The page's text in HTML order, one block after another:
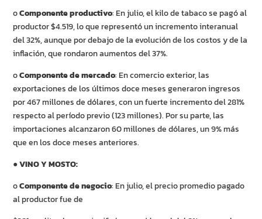
oComponente productivo: En julio, el kilo de tabaco se pagó al
productor $4.519, lo que representó un incremento interanual
del 32%, aunque por debajo de la evolución de los costos y de la
inflación, que rondaron aumentos del 37%.
oComponente de mercado: En comercio exterior, las
exportaciones de los últimos doce meses generaron ingresos
por 467 millones de dólares, con un fuerte incremento del 281%
respecto al período previo (123 millones). Por su parte, las
importaciones alcanzaron 60 millones de dólares, un 9% más
que en los doce meses anteriores.
●VINO Y MOSTO:
oComponente de negocio: En julio, el precio promedio pagado
al productor fue de